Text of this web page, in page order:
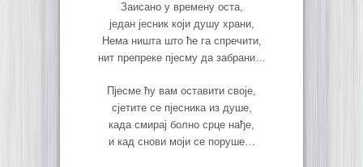
Заисано у времену оста,
један јесник који душу храни,
Нема ништа што ће га спречити,
нит препреке пјесму да забрани…
Пјесме ћу вам оставити своје,
сјетите се пјесника из душе,
када смирај болно срце нађе,
и кад снови моји се поруше…